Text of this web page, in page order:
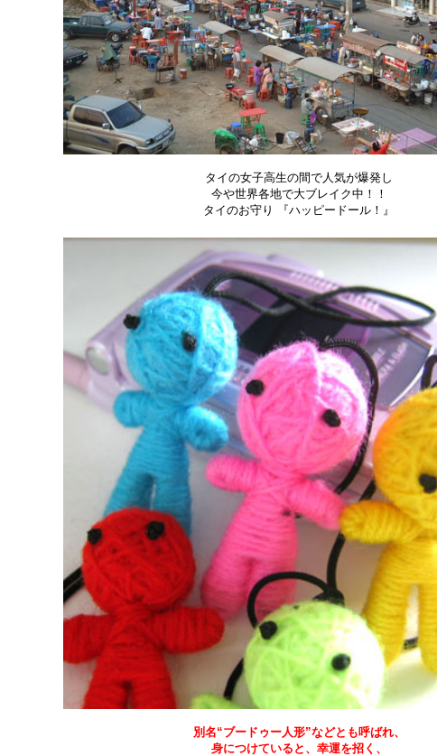
タイの女子高生の間で人気が爆発し
今や世界各地で大ブレイク中！！
タイのお守り 『ハッピードール！』
別名“ブードゥー人形”などとも呼ばれ、
身につけていると、幸運を招く、